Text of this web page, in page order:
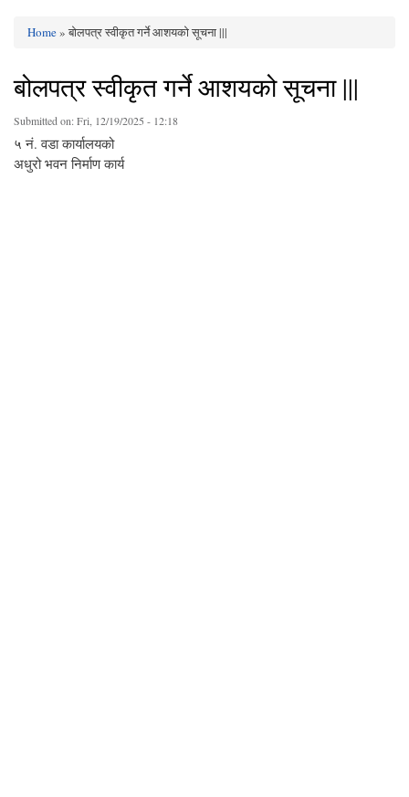
You are here
Home» बोलपत्र स्वीकृत गर्ने आशयको सूचना |||
बोलपत्र स्वीकृत गर्ने आशयको सूचना |||
Submitted on:Fri, 12/19/2025 - 12:18
५ नं. वडा कार्यालयको
अधुरो भवन निर्माण कार्य